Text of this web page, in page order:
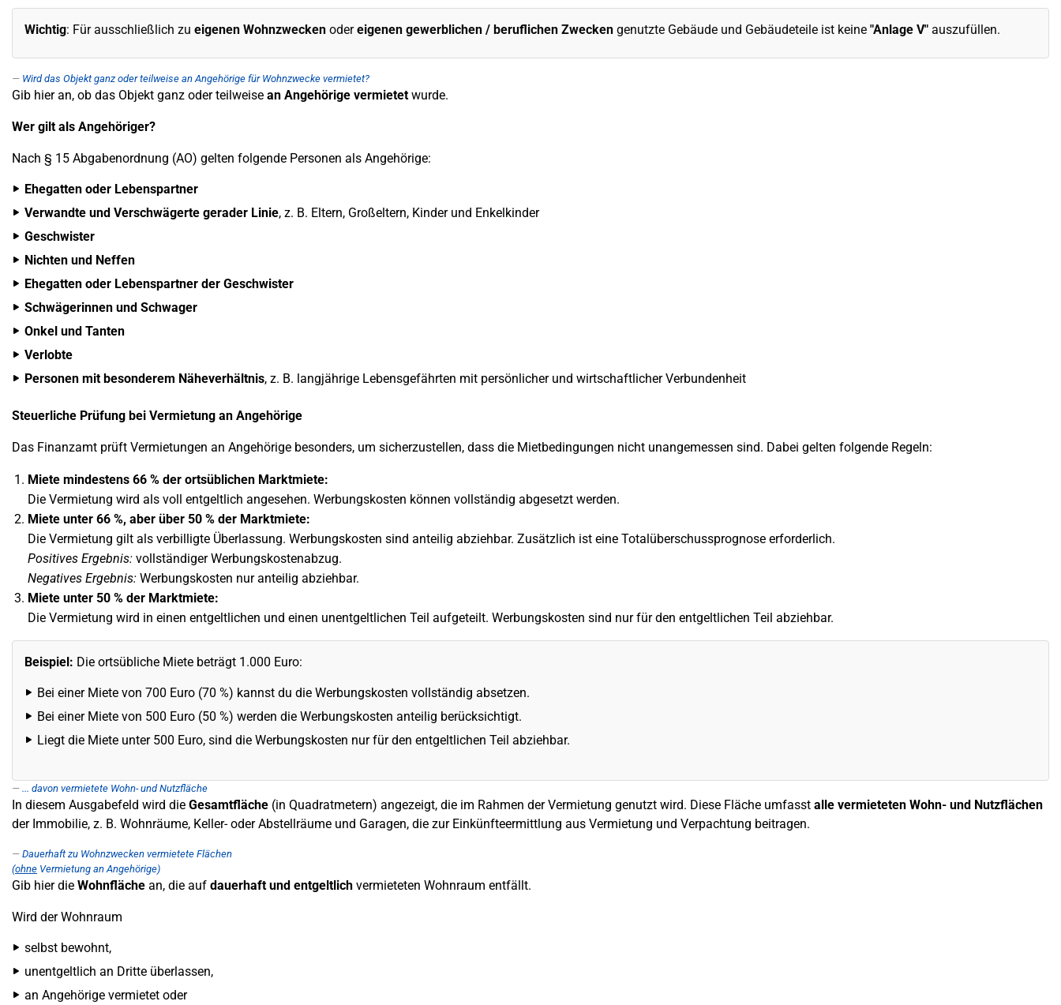
Wichtig: Für ausschließlich zu eigenen Wohnzwecken odereigenen gewerblichen / beruflichen Zwecken genutzte Gebäude und Gebäudeteile ist keine "Anlage V" auszufüllen.
Wird das Objekt ganz oder teilweise an Angehörige für Wohnzwecke vermietet?
Gib hier an, ob das Objekt ganz oder teilweise an Angehörige vermietetwurde.
Wer gilt als Angehöriger?
Nach § 15 Abgabenordnung (AO) gelten folgende Personen als Angehörige:
Ehegatten oder Lebenspartner
Verwandte und Verschwägerte gerader Linie, z. B. Eltern, Großeltern, Kinder und Enkelkinder
Geschwister
Nichten und Neffen
Ehegatten oder Lebenspartner der Geschwister
Schwägerinnen und Schwager
Onkel und Tanten
Verlobte
Personen mit besonderem Näheverhältnis, z. B. langjährige Lebensgefährten mit persönlicher und wirtschaftlicher Verbundenheit
Steuerliche Prüfung bei Vermietung an Angehörige
Das Finanzamt prüft Vermietungen an Angehörige besonders, um sicherzustellen, dass die Mietbedingungen nicht unangemessen sind. Dabei gelten folgende Regeln:
Miete mindestens 66 % der ortsüblichen Marktmiete:
Die Vermietung wird als voll entgeltlich angesehen. Werbungskosten können vollständig abgesetzt werden.
Miete unter 66 %, aber über 50 % der Marktmiete:
Die Vermietung gilt als verbilligte Überlassung. Werbungskosten sind anteilig abziehbar. Zusätzlich ist eine Totalüberschussprognose erforderlich.
Positives Ergebnis: vollständiger Werbungskostenabzug.
Negatives Ergebnis: Werbungskosten nur anteilig abziehbar.
Miete unter 50 % der Marktmiete:
Die Vermietung wird in einen entgeltlichen und einen unentgeltlichen Teil aufgeteilt. Werbungskosten sind nur für den entgeltlichen Teil abziehbar.
Beispiel: Die ortsübliche Miete beträgt 1.000 Euro:
Bei einer Miete von 700 Euro (70 %) kannst du die Werbungskosten vollständig absetzen.
Bei einer Miete von 500 Euro (50 %) werden die Werbungskosten anteilig berücksichtigt.
Liegt die Miete unter 500 Euro, sind die Werbungskosten nur für den entgeltlichen Teil abziehbar.
... davon vermietete Wohn- und Nutzfläche
In diesem Ausgabefeld wird die Gesamtfläche (in Quadratmetern) angezeigt, die im Rahmen der Vermietung genutzt wird. Diese Fläche umfasst alle vermieteten Wohn- und Nutzflächen
der Immobilie, z. B. Wohnräume, Keller- oder Abstellräume und Garagen, die zur Einkünfteermittlung aus Vermietung und Verpachtung beitragen.
Dauerhaft zu Wohnzwecken vermietete Flächen
(ohne Vermietung an Angehörige)
Gib hier die Wohnfläche an, die auf dauerhaft und entgeltlich vermieteten Wohnraum entfällt.
Wird der Wohnraum
selbst bewohnt,
unentgeltlich an Dritte überlassen,
an Angehörige vermietet oder